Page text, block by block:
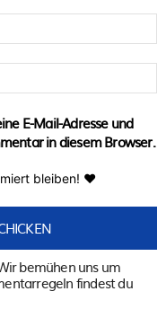
E-Mail-Adresse und
in diesem Browser.
bleiben! ♥
bemühen uns um
findest du